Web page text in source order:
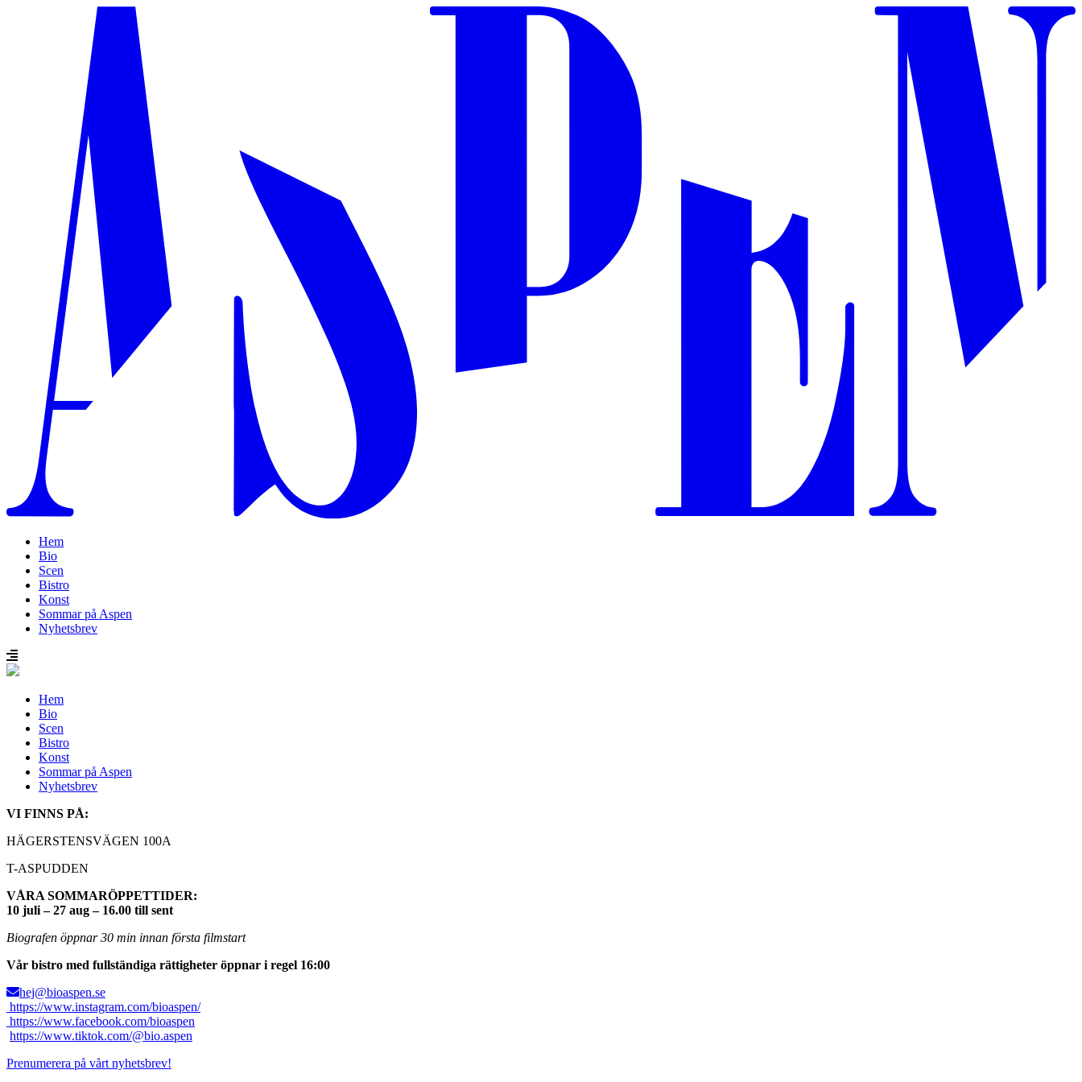
Hem
Bio
Scen
Bistro
Konst
Sommar på Aspen
Nyhetsbrev
Hem
Bio
Scen
Bistro
Konst
Sommar på Aspen
Nyhetsbrev
VI FINNS PÅ:
HÄGERSTENSVÄGEN 100A
T-ASPUDDEN
VÅRA SOMMARÖPPETTIDER:
10 juli – 27 aug – 16.00 till sent
Biografen öppnar 30 min innan första filmstart
Vår bistro med fullständiga rättigheter öppnar i regel 16:00
hej@bioaspen.se
https://www.instagram.com/bioaspen/
https://www.facebook.com/bioaspen
https://www.tiktok.com/@bio.aspen
Prenumerera på vårt nyhetsbrev!